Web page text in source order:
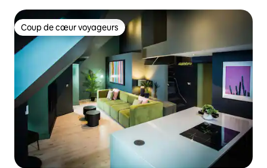
Coup de cœur voyageurs
Coup de cœur voyageurs